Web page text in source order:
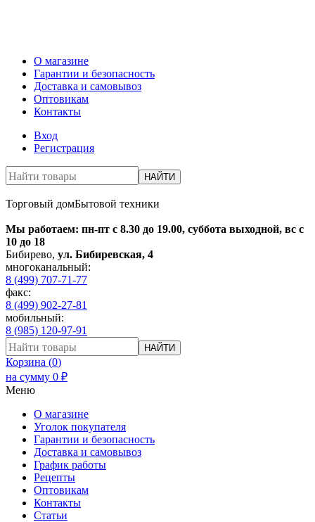
О магазине
Гарантии и безопасность
Доставка и самовывоз
Оптовикам
Контакты
Вход
Регистрация
НАЙТИ
Торговый домБытовой техники
Мы работаем: пн-пт с 8.30 до 19.00, суббота выходной, вс с
10 до 18
Бибирево, ул. Бибиревская, 4
многоканальный:
8 (499) 707-71-77
факс:
8 (499) 902-27-81
мобильный:
8 (985) 120-97-91
НАЙТИ
Корзина (0)
на сумму 0 ₽
Меню
О магазине
Уголок покупателя
Гарантии и безопасность
Доставка и самовывоз
График работы
Рецепты
Оптовикам
Контакты
Статьи